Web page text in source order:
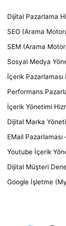
Dijital Pazarlama
SEO (Arama
SEM (Arama
Sosyal Medya
İçerik
Performans
İçerik Yönetimi
Dijital Marka
EMail
Youtube İçerik
Dijital Müşteri
Google İşletme